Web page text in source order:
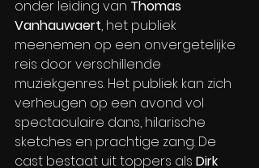
onder leiding van Thomas
Vanhauwaert, het publiek
meenemen op een onvergetelijke
reis door verschillende
muziekgenres. Het publiek kan zich
verheugen op een avond vol
spectaculaire dans, hilarische
sketches en prachtige zang. De
cast bestaat uit toppers als Dirk